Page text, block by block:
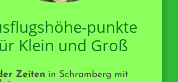
punkte
Klein und Groß
Zeiten in Schramberg mit